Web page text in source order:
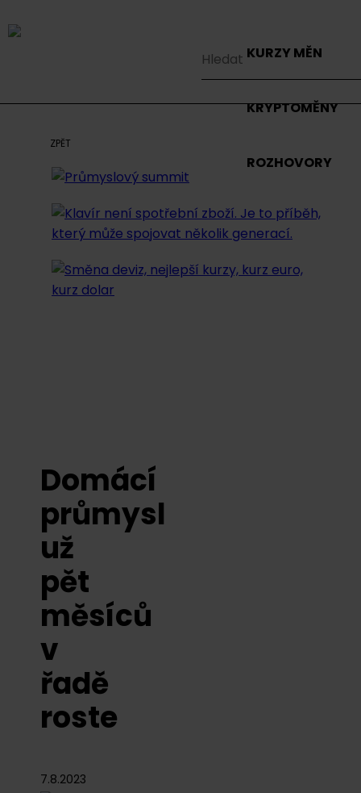
KURZY MĚN
KRYPTOMĚNY
ROZHOVORY
ZPĚT
Domácí
průmysl
už
pět
měsíců
v
řadě
roste
7.8.2023